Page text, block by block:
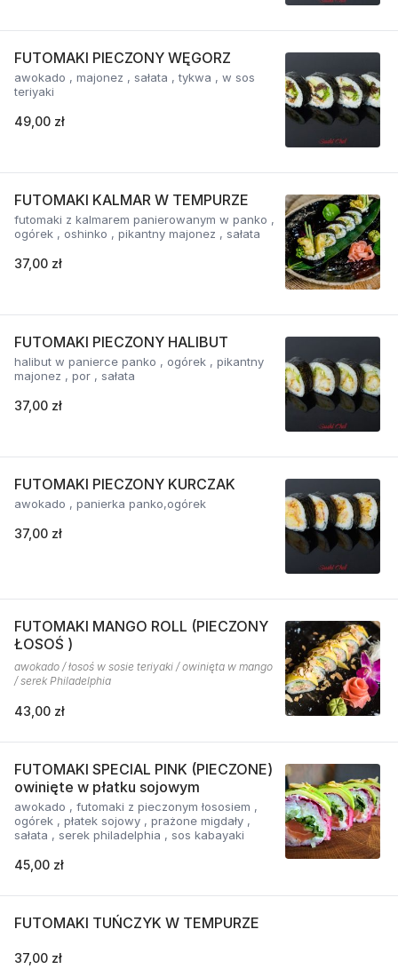
FUTOMAKI PIECZONY WĘGORZ
awokado , majonez , sałata , tykwa , w sos
teriyaki
49,00 zł
FUTOMAKI KALMAR W TEMPURZE
futomaki z kalmarem panierowanym w panko ,
ogórek , oshinko , pikantny majonez , sałata
37,00 zł
FUTOMAKI PIECZONY HALIBUT
halibut w panierce panko , ogórek , pikantny
majonez , por , sałata
37,00 zł
FUTOMAKI PIECZONY KURCZAK
awokado , panierka panko,ogórek
37,00 zł
FUTOMAKI MANGO ROLL (PIECZONY
ŁOSOŚ )
awokado / łosoś w sosie teriyaki / owinięta w mango
/ serek Philadelphia
43,00 zł
FUTOMAKI SPECIAL PINK (PIECZONE)
owinięte w płatku sojowym
awokado , futomaki z pieczonym łososiem ,
ogórek , płatek sojowy , prażone migdały ,
sałata , serek philadelphia , sos kabayaki
45,00 zł
FUTOMAKI TUŃCZYK W TEMPURZE
37,00 zł